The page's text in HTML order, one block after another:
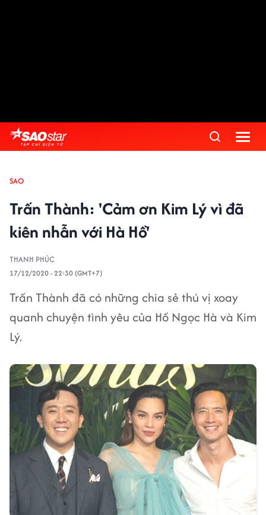
SAO
Trấn Thành: 'Cảm ơn Kim Lý vì đã
kiên nhẫn với Hà Hồ'
THANH PHÚC
17/12/2020 - 22:30 (GMT+7)
Trấn Thành đã có những chia sẻ thú vị xoay
quanh chuyện tình yêu của Hồ Ngọc Hà và Kim
Lý.